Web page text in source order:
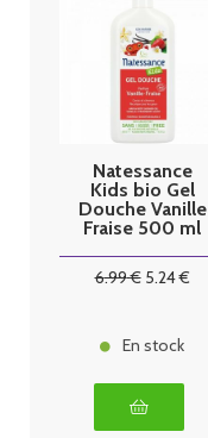
Natessance
Kids bio Gel
Douche Vanille
Fraise 500 ml
6.99€ 5.24€
En stock